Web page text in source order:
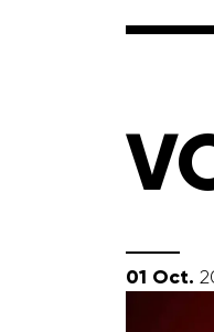
01 Oct.